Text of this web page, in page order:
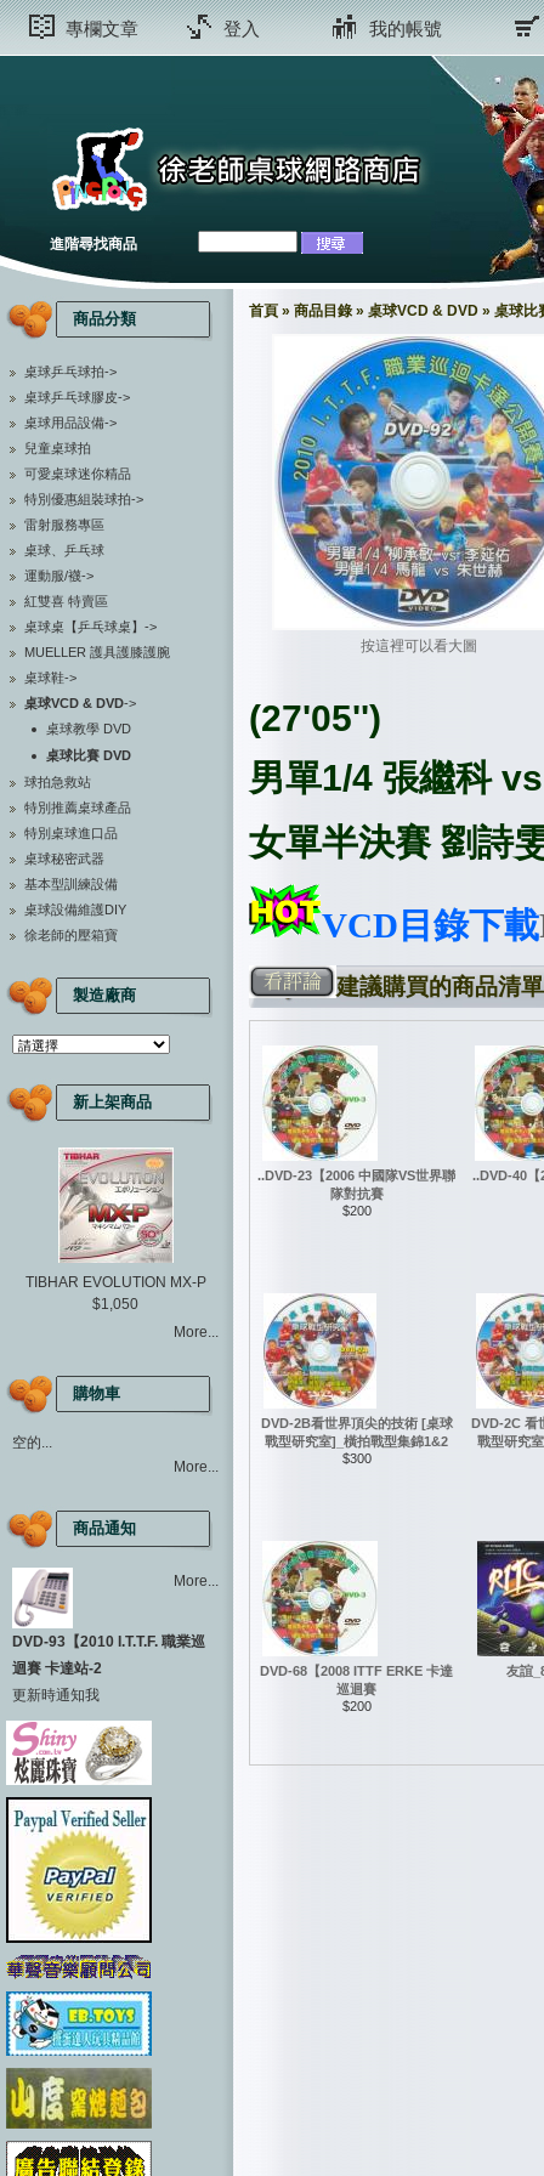
專欄文章 登入 我的帳號
進階尋找商品
商品分類
桌球乒乓球拍->
桌球乒乓球膠皮->
桌球用品設備->
兒童桌球拍
可愛桌球迷你精品
特別優惠組裝球拍->
雷射服務專區
桌球、乒乓球
運動服/襪->
紅雙喜 特賣區
桌球桌【乒乓球桌】->
MUELLER 護具護膝護腕
桌球鞋->
桌球VCD & DVD->
桌球教學 DVD
桌球比賽 DVD
球拍急救站
特別推薦桌球產品
特別桌球進口品
桌球秘密武器
基本型訓練設備
桌球設備維護DIY
徐老師的壓箱寶
製造廠商
新上架商品
TIBHAR EVOLUTION MX-P
$1,050
More...
購物車
空的...
More...
商品通知
DVD-93【2010 I.T.T.F. 職業巡
迴賽 卡達站-2
更新時通知我
More...
首頁 » 商品目錄» 桌球VCD & DVD » 桌球比
按這裡可以看大圖
(27'05'')
男單1/4 張繼科
女單半決賽 劉詩
VCD 目錄下載
建議購買的商品清
..DVD-23【2006 中國隊VS世界聯
隊對抗賽
$200
..DVD-40【
DVD-2B看世界頂尖的技術 [桌球
戰型研究室]_橫拍戰型集錦1&2
$300
DVD-2C 看
戰型研究
DVD-68【2008 ITTF ERKE 卡達
巡迴賽
$200
友誼